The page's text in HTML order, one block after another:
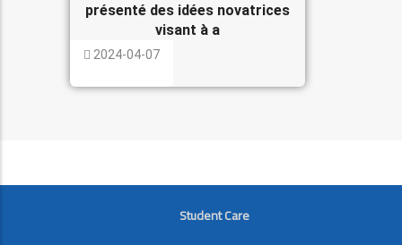
présenté des idées novatrices
visant à a
2024-04-07
FOOTER
Student Care